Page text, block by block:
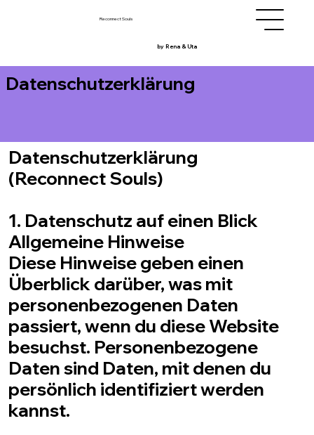
Reconnect Souls
by Rena & Uta
Datenschutzerklärung
Datenschutzerklärung
(Reconnect Souls)
1. Datenschutz auf einen Blick
Allgemeine Hinweise
Diese Hinweise geben einen
Überblick darüber, was mit
personenbezogenen Daten
passiert, wenn du diese Website
besuchst. Personenbezogene
Daten sind Daten, mit denen du
persönlich identifiziert werden
kannst.